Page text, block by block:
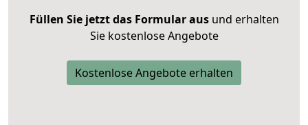
Füllen Sie jetzt das Formular ausund erhalten
Sie kostenlose Angebote
Kostenlose Angebote erhalten